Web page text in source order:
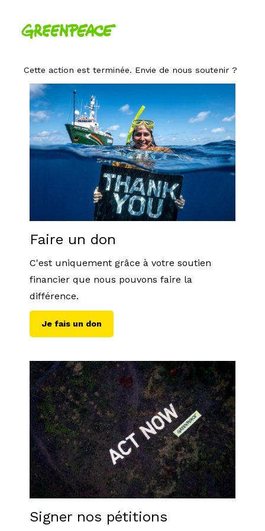
Cette action est terminée. Envie de nous soutenir ?
Faire un don
C'est uniquement grâce à votre soutien
financier que nous pouvons faire la
différence.
Je fais un don
Signer nos pétitions